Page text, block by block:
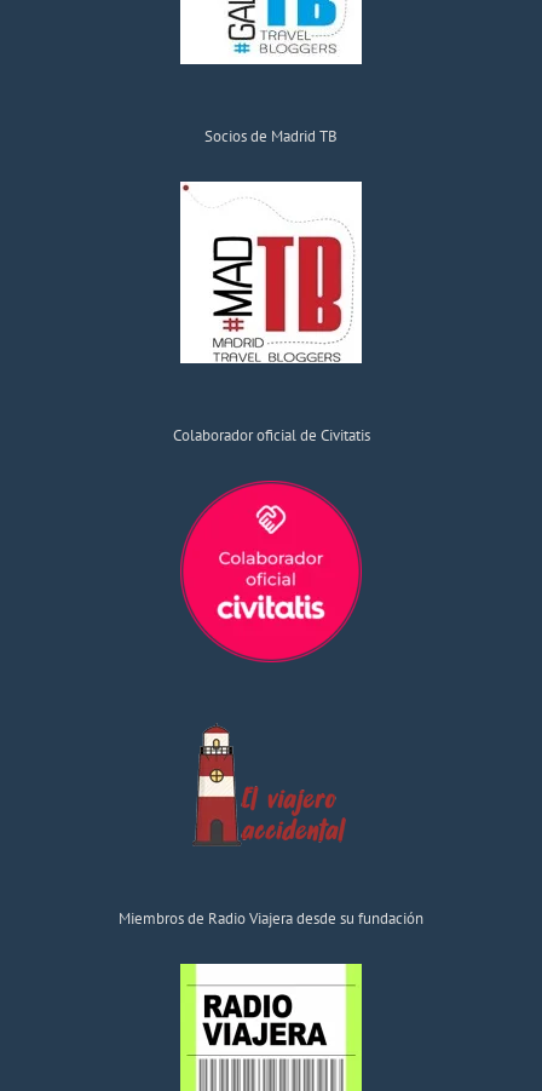
Socios de Madrid TB
Colaborador oficial de Civitatis
Miembros de Radio Viajera desde su fundación